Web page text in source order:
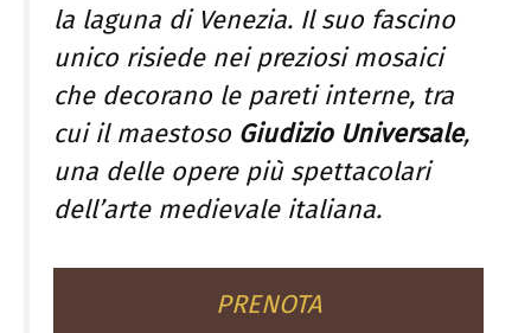
la laguna di Venezia. Il suo fascino
unico risiede nei preziosi mosaici
che decorano le pareti interne, tra
cui il maestoso Giudizio Universale,
una delle opere più spettacolari
dell’arte medievale italiana.
PRENOTA